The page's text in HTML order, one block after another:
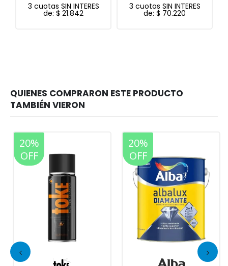
3 cuotas SIN INTERES
de: $70.220
20%
OFF
20%
OFF